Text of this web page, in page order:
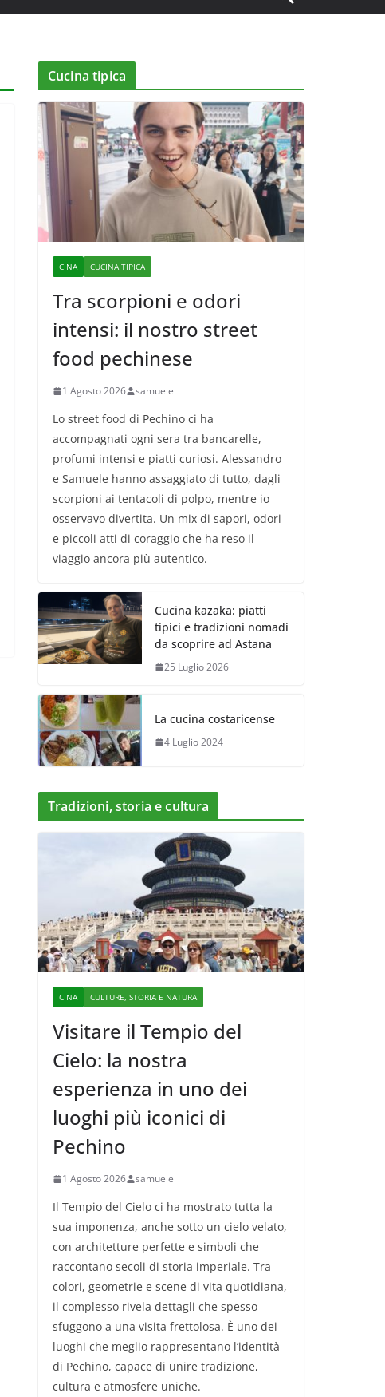
Cucina tipica
CINA CUCINA TIPICA
Tra scorpioni e odori
intensi: il nostro street
food pechinese
1 Agosto 2026 samuele
Lo street food di Pechino ci ha
accompagnati ogni sera tra bancarelle,
profumi intensi e piatti curiosi. Alessandro
e Samuele hanno assaggiato di tutto, dagli
scorpioni ai tentacoli di polpo, mentre io
osservavo divertita. Un mix di sapori, odori
e piccoli atti di coraggio che ha reso il
viaggio ancora più autentico.
Cucina kazaka: piatti
tipici e tradizioni nomadi
da scoprire ad Astana
25 Luglio 2026
La cucina costaricense
4 Luglio 2024
Tradizioni, storia e cultura
CINA CULTURE, STORIA E NATURA
Visitare il Tempio del
Cielo: la nostra
esperienza in uno dei
luoghi più iconici di
Pechino
1 Agosto 2026 samuele
Il Tempio del Cielo ci ha mostrato tutta la
sua imponenza, anche sotto un cielo velato,
con architetture perfette e simboli che
raccontano secoli di storia imperiale. Tra
colori, geometrie e scene di vita quotidiana,
il complesso rivela dettagli che spesso
sfuggono a una visita frettolosa. È uno dei
luoghi che meglio rappresentano l’identità
di Pechino, capace di unire tradizione,
cultura e atmosfere uniche.